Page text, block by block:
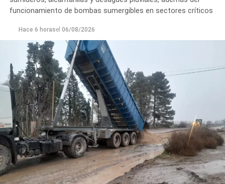
funcionamiento de bombas sumergibles en sectores críticos
Hace 6 horasel 06/08/2026